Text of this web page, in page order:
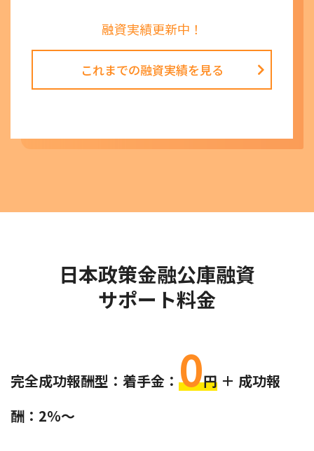
融資実績更新中！
これまでの融資実績を見る
日本政策金融公庫融資
サポート料金
完全成功報酬型：着手金： 0円 ＋ 成功報
酬：2％～